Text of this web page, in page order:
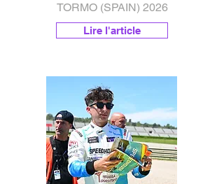
TORMO (SPAIN) 2026
Lire l'article